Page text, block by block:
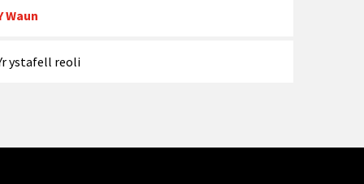
Waun
ystafell reoli